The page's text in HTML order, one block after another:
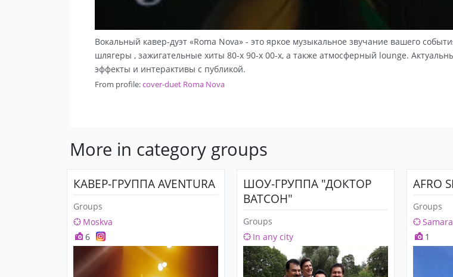
Вокальный кавер-дуэт «Roma Nova» - это яркое музыкальное звучание вашего
шлягеры , зажигательные хиты 80-х 90-х 00-х, а также атмосферный lounge.
эффекты и интерактивы с публикой.
From profile:cover-duet Roma Nova
More in category groups
КАВЕР-ГРУППА AVENTURA
Groups
Moskva
6
ШОУ-ГРУППА "ДОКТОР
ВАТСОН"
Groups
In any city
AFRO
Groups
Samara
1